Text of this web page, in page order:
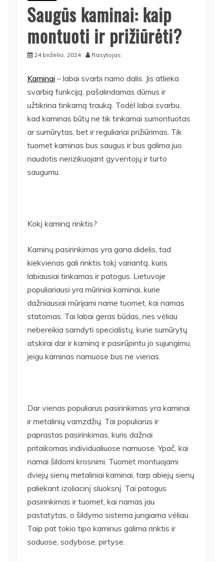
Saugūs kaminai: kaip
montuoti ir prižiūrėti?
24 birželio, 2024 Rasytojas
Kaminai – labai svarbi namo dalis. Jis atlieka
svarbią funkciją, pašalindamas dūmus ir
užtikrina tinkamą trauką. Todėl labai svarbu,
kad kaminas būtų ne tik tinkamai sumontuotas
ar sumūrytas, bet ir reguliariai prižiūrimas. Tik
tuomet kaminas bus saugus ir bus galima juo
naudotis nerizikuojant gyventojų ir turto
saugumu.
Kokį kaminą rinktis?
Kaminų pasirinkimas yra gana didelis, tad
kiekvienas gali rinktis tokį variantą, kuris
labiausiai tinkamas ir patogus. Lietuvoje
populiariausi yra mūriniai kaminai, kurie
dažniausiai mūrijami name tuomet, kai namas
statomas. Tai labai geras būdas, nes vėliau
nebereikia samdyti specialistų, kurie sumūrytų
atskirai dar ir kaminą ir pasirūpintu jo sujungimu,
jeigu kaminas namuose bus ne vienas.
Dar vienas populiarus pasirinkimas yra kaminai
ir metalinių vamzdžių. Tai populiarus ir
paprastas pasirinkimas, kuris dažnai
pritaikomas individualiuose namuose. Ypač, kai
namai šildomi krosnimi. Tuomet montuojami
dviejų sienų metaliniai kaminai, tarp abiejų sienų
paliekant izoliacinį sluoksnį. Tai patogus
pasirinkimas ir tuomet, kai namas jau
pastatytas, o šildymo sistema jungiama vėliau.
Taip pat tokio tipo kaminus galima rinktis ir
soduose, sodybose, pirtyse.